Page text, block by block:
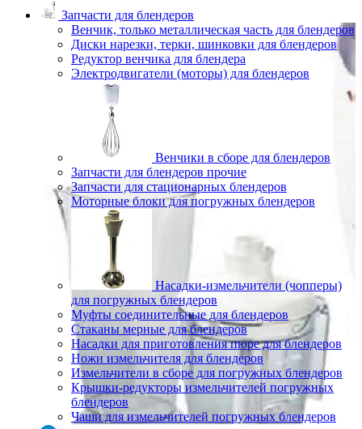
Запчасти для блендеров
Венчик, только металлическая часть для блендеров
Диски нарезки, терки, шинковки для блендеров
Редуктор венчика для блендера
Электродвигатели (моторы) для блендеров
Венчики в сборе для блендеров
Запчасти для блендеров прочие
Запчасти для стационарных блендеров
Моторные блоки для погружных блендеров
Насадки-измельчители (чопперы)
для погружных блендеров
Муфты соединительные для блендеров
Стаканы мерные для блендеров
Насадки для приготовления пюре для блендеров
Ножи измельчителя для блендеров
Измельчители в сборе для погружных блендеров
Крышки-редукторы измельчителей погружных
блендеров
Чаши для измельчителей погружных блендеров